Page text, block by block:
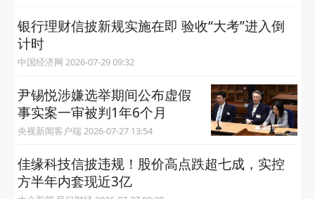
银行理财信披新规实施在即 验收“大考”进入倒
计时
中国经济网 2026-07-29 09:32
尹锡悦涉嫌选举期间公布虚假
事实案一审被判1年6个月
央视新闻客户端 2026-07-27 13:54
佳缘科技信披违规！股价高点跌超七成，实控
方半年内套现近3亿